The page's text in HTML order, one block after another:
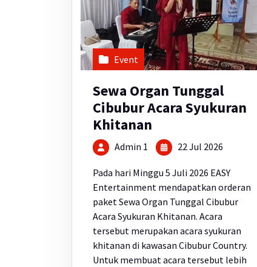
Event
Sewa Organ Tunggal
Cibubur Acara Syukuran
Khitanan
Admin 1 22 Jul 2026
Pada hari Minggu 5 Juli 2026 EASY
Entertainment mendapatkan orderan
paket Sewa Organ Tunggal Cibubur
Acara Syukuran Khitanan. Acara
tersebut merupakan acara syukuran
khitanan di kawasan Cibubur Country.
Untuk membuat acara tersebut lebih